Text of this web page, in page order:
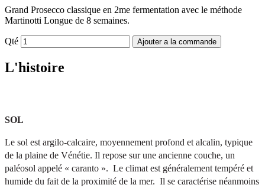
Grand Prosecco classique en 2me fermentation avec le méthode
Martinotti Longue de 8 semaines.
Qté Ajouter a la commande
L'histoire
SOL
Le sol est argilo-calcaire, moyennement profond et alcalin, typique
de la plaine de Vénétie. Il repose sur une ancienne couche, un
paléosol appelé « caranto ».  Le climat est généralement tempéré et
humide du fait de la proximité de la mer.  Il se caractérise néanmoins